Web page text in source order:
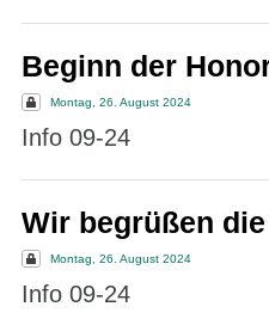
Beginn der
Montag, 26. August 2024
Info 09-24
Wir begrüßen
Montag, 26. August 2024
Info 09-24